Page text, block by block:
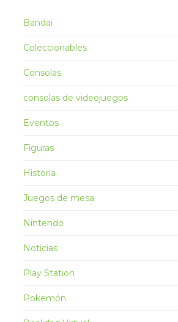
Bandai
Coleccionables
Consolas
consolas de videojuegos
Eventos
Figuras
Historia
Juegos de mesa
Nintendo
Noticias
Play Station
Pokemón